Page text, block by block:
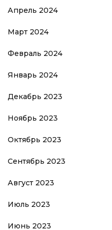
Апрель 2024
Март 2024
Февраль 2024
Январь 2024
Декабрь 2023
Ноябрь 2023
Октябрь 2023
Сентябрь 2023
Август 2023
Июль 2023
Июнь 2023